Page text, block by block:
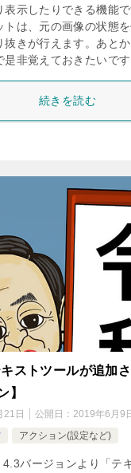
表示したりできる機能
トは、元の画像の状態
抜きが行えます。あと
非覚えておきたいです
続きを読む
ストツールが追加さ
】
21日 公開日： 2019年6月9
アクション(設定など)
バージョンより「テ